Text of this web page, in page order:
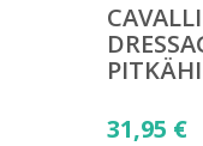
31,95 €